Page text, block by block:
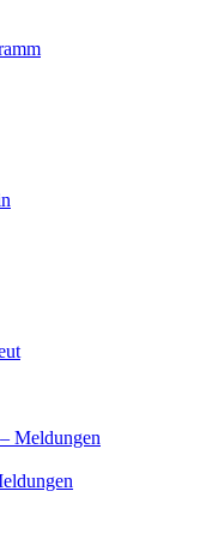
Meldungen